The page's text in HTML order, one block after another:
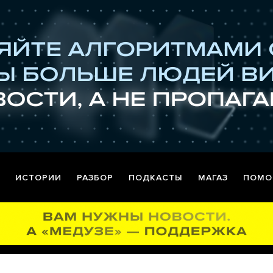
ИСТОРИИ РАЗБОР ПОДКАСТЫ МАГАЗ